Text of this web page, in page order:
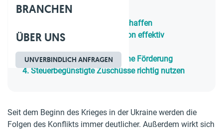
BRANCHEN
ÜBER UNS
UNVERBINDLICH ANFRAGEN
Inhaltsverzeichnis
Einen Inflationsausgleich schaffen
2. Wie Unternehmen die Inflation effektiv
3. Wie funktioniert die staatliche Förderung
4. Steuerbegünstigte Zuschüsse richtig nutzen
Seit dem Beginn des Krieges in der Ukraine werden die
Folgen des Konflikts immer deutlicher. Außerdem wirkt sich